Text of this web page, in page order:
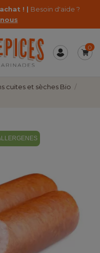
! | Besoin d'aide ?
0
cuites et sèches Bio